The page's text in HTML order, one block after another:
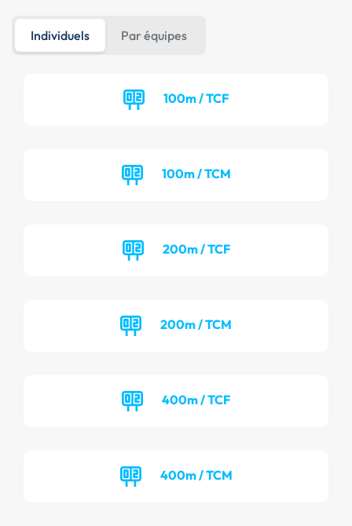
Individuels Par équipes
100m / TCF
100m / TCM
200m / TCF
200m / TCM
400m / TCF
400m / TCM